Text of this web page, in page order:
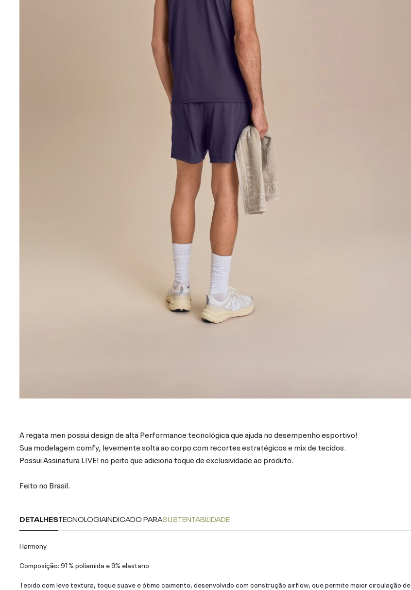
A regata men possui design de alta Performance tecnológica que ajuda no desempenho esportivo!
Sua modelagem comfy, levemente solta ao corpo com recortes estratégicos e mix de tecidos.
Possui Assinatura LIVE! no peito que adiciona toque de exclusividade ao produto.
Feito no Brasil.
DETALHESTECNOLOGIAINDICADO PARASUSTENTABILIDADE
Harmony
Composição: 91% poliamida e 9% elastano
Tecido com leve textura, toque suave e ótimo caimento, desenvolvido com construção airflow, que permite maior circulação de